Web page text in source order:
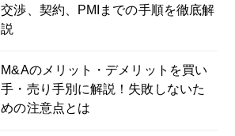
交渉、契約、PMIまでの手順を徹底解
説
M&Aのメリット・デメリットを買い
手・売り手別に解説！失敗しないた
めの注意点とは